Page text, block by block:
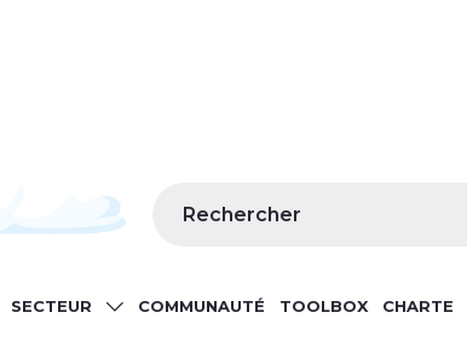
SECTEUR COMMUNAUTÉ TOOLBOX CHARTE